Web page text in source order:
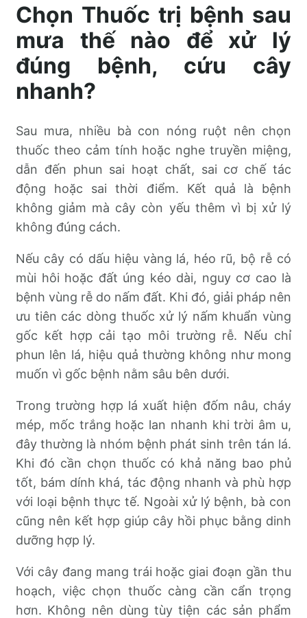
Chọn Thuốc trị bệnh sau
mưa thế nào để xử lý
đúng bệnh, cứu cây
nhanh?
Sau mưa, nhiều bà con nóng ruột nên chọn
thuốc theo cảm tính hoặc nghe truyền miệng,
dẫn đến phun sai hoạt chất, sai cơ chế tác
động hoặc sai thời điểm. Kết quả là bệnh
không giảm mà cây còn yếu thêm vì bị xử lý
không đúng cách.
Nếu cây có dấu hiệu vàng lá, héo rũ, bộ rễ có
mùi hôi hoặc đất úng kéo dài, nguy cơ cao là
bệnh vùng rễ do nấm đất. Khi đó, giải pháp nên
ưu tiên các dòng thuốc xử lý nấm khuẩn vùng
gốc kết hợp cải tạo môi trường rễ. Nếu chỉ
phun lên lá, hiệu quả thường không như mong
muốn vì gốc bệnh nằm sâu bên dưới.
Trong trường hợp lá xuất hiện đốm nâu, cháy
mép, mốc trắng hoặc lan nhanh khi trời âm u,
đây thường là nhóm bệnh phát sinh trên tán lá.
Khi đó cần chọn thuốc có khả năng bao phủ
tốt, bám dính khá, tác động nhanh và phù hợp
với loại bệnh thực tế. Ngoài xử lý bệnh, bà con
cũng nên kết hợp giúp cây hồi phục bằng dinh
dưỡng hợp lý.
Với cây đang mang trái hoặc giai đoạn gần thu
hoạch, việc chọn thuốc càng cần cẩn trọng
hơn. Không nên dùng tùy tiện các sản phẩm